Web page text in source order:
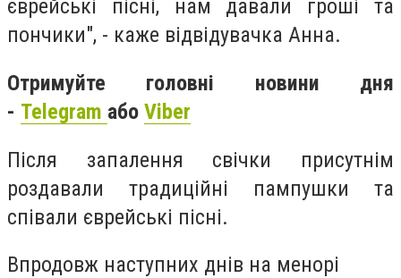
єврейські пісні, нам давали гроші та
пончики", - каже відвідувачка Анна.
Отримуйте головні новини дня
- Telegram або Viber
Після запалення свічки присутнім
роздавали традиційні пампушки та
співали єврейські пісні.
Впродовж наступних днів на менорі